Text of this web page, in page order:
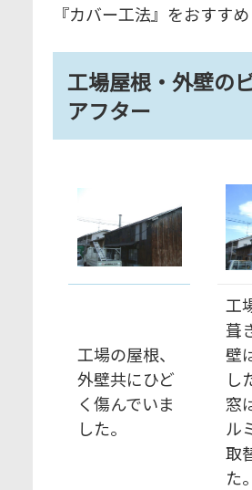
『カバー工法』をおすすめ
工場屋根・外壁の
アフター
工場の屋根、
外壁共にひど
く傷んでいま
した。
工
葺
壁
し
窓
ル
取
た。